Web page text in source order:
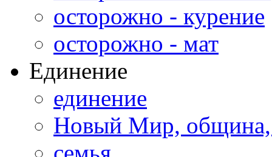
осторожно - курение
осторожно - мат
Единение
единение
Новый Мир,